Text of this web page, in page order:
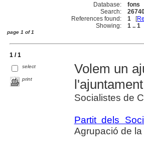
Database:
fons
Search:
References found:
1 [
Showing:
1 .. 1
page 1 of 1
1 / 1
select
print
Volem un
Socialistes de
Partit dels
Agrupació de la